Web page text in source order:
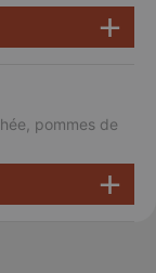
pommes de